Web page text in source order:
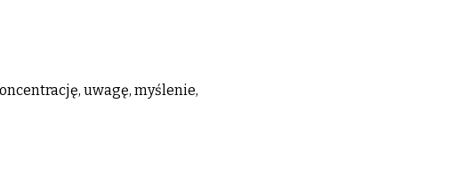
uwagę, myślenie,